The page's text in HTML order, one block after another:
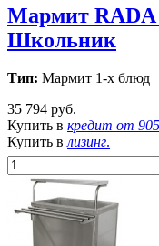
Мармит
Школьник
Тип: Мармит 1-х блюд
35 794 руб.
Купить в кредит от
Купить влизинг.